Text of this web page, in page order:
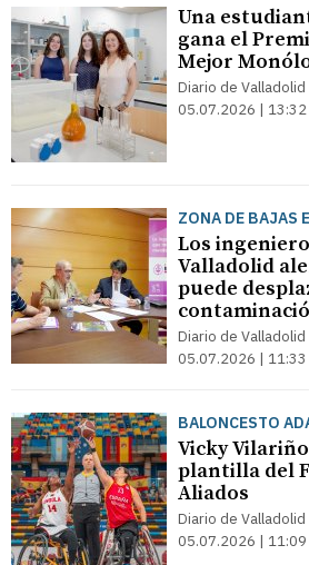
Una
gana el
Mejor
Diario de Valladolid
05.07.2026 | 13:32
ZONA DE BAJAS
Los
Valladolid
puede
Diario de Valladolid
05.07.2026 | 11:33
BALONCESTO
Vicky
plantilla del
Aliados
Diario de Valladolid
05.07.2026 | 11:09